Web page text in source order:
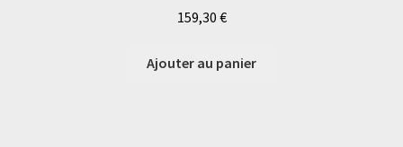
159,30 €
Ajouter au panier